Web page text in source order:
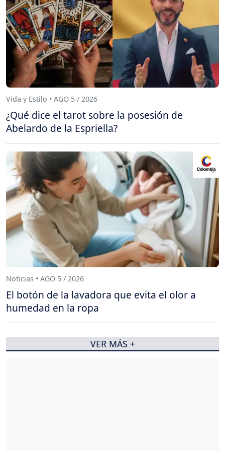
Vida y Estilo • AGO 5 / 2026
¿Qué dice el tarot sobre la posesión de
Abelardo de la Espriella?
Noticias • AGO 5 / 2026
El botón de la lavadora que evita el olor a
humedad en la ropa
VER MÁS +